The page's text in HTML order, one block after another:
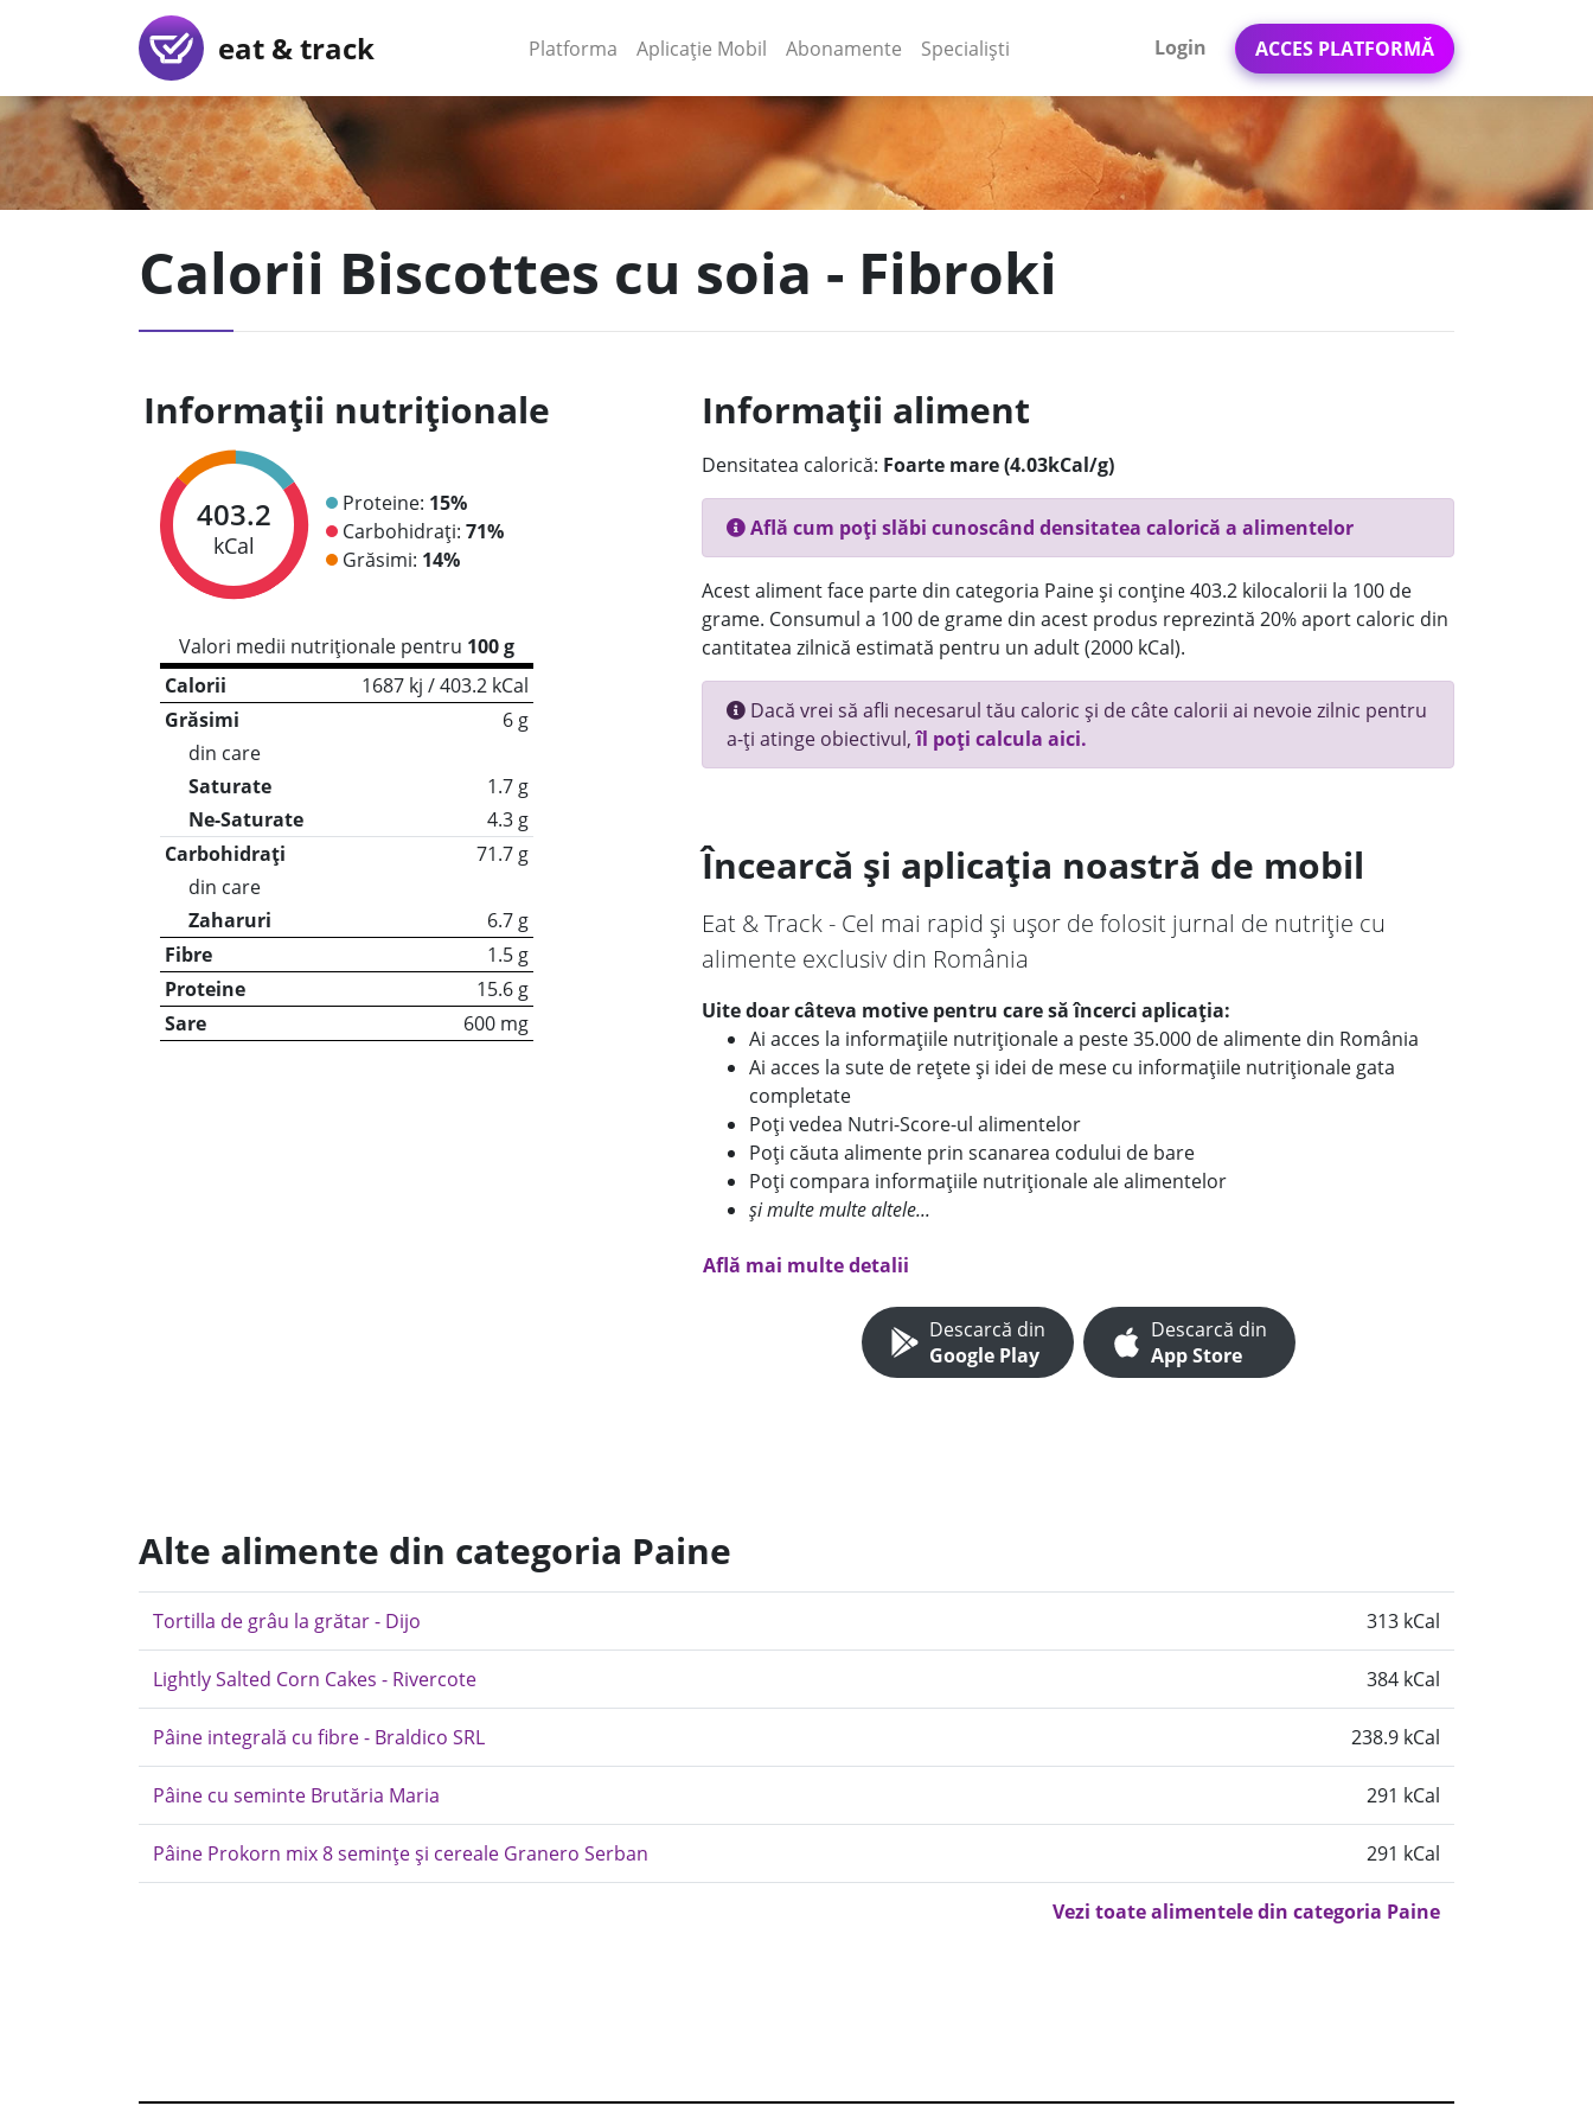
eat & track Platforma (current)
Aplicație Mobil (current)
Abonamente Specialiști Login ACCES PLATFORMĂ
Calorii Biscottes cu soia - Fibroki
Informații nutriționale
403.2
kCal
Proteine: 15%
Carbohidrați: 71%
Grăsimi: 14%
Valori medii nutriționale pentru 100 g
Calorii
1687 kj / 403.2 kCal
Grăsimi
6 g
din care
Saturate
1.7 g
Ne-Saturate
4.3 g
Carbohidrați
71.7 g
din care
Zaharuri
6.7 g
Fibre
1.5 g
Proteine
15.6 g
Sare
600 mg
Informații aliment
Densitatea calorică: Foarte mare (4.03kCal/g)
Află cum poți slăbi cunoscând densitatea calorică a alimentelor
Acest aliment face parte din categoria Paine și conține 403.2 kilocalorii la 100 de
grame. Consumul a 100 de grame din acest produs reprezintă 20% aport caloric din
cantitatea zilnică estimată pentru un adult (2000 kCal).
Dacă vrei să afli necesarul tău caloric și de câte calorii ai nevoie zilnic pentru
a-ți atinge obiectivul,îl poți calcula aici.
Încearcă și aplicația noastră de mobil
Eat & Track - Cel mai rapid și ușor de folosit jurnal de nutriție cu
alimente exclusiv din România
Uite doar câteva motive pentru care să încerci aplicația:
Ai acces la informațiile nutriționale a peste 35.000 de alimente din România
Ai acces la sute de rețete și idei de mese cu informațiile nutriționale gata
completate
Poți vedea Nutri-Score-ul alimentelor
Poți căuta alimente prin scanarea codului de bare
Poți compara informațiile nutriționale ale alimentelor
și multe multe altele...
Află mai multe detalii
Descarcă din
Google Play
Descarcă din
App Store
Alte alimente din categoria Paine
Tortilla de grâu la grătar - Dijo 313 kCal
Lightly Salted Corn Cakes - Rivercote 384 kCal
Pâine integrală cu fibre - Braldico SRL 238.9 kCal
Pâine cu seminte Brutăria Maria 291 kCal
Pâine Prokorn mix 8 semințe și cereale Granero Serban 291 kCal
Vezi toate alimentele din categoria Paine